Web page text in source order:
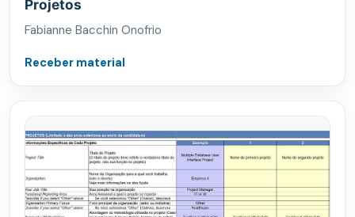
Projetos
Fabianne Bacchin Onofrio
Receber material